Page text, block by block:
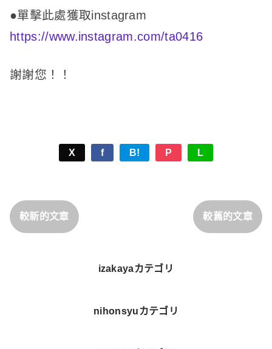
●單擊此處獲取instagram
https://www.instagram.com/ta0416
謝謝您！ ！
X f B! P L
較新的文章 較舊的文章
izakayaカテゴリ
nihonsyuカテゴリ